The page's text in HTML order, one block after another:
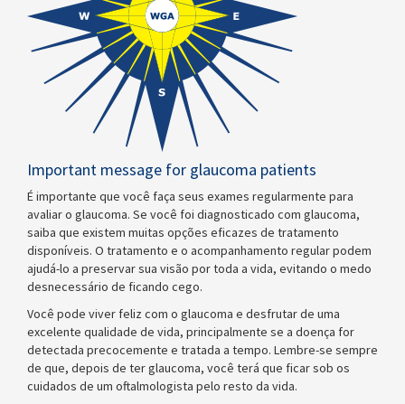
Important message for glaucoma patients
É importante que você faça seus exames regularmente para
avaliar o glaucoma. Se você foi diagnosticado com glaucoma,
saiba que existem muitas opções eficazes de tratamento
disponíveis. O tratamento e o acompanhamento regular podem
ajudá-lo a preservar sua visão por toda a vida, evitando o medo
desnecessário de ficando cego.
Você pode viver feliz com o glaucoma e desfrutar de uma
excelente qualidade de vida, principalmente se a doença for
detectada precocemente e tratada a tempo. Lembre-se sempre
de que, depois de ter glaucoma, você terá que ficar sob os
cuidados de um oftalmologista pelo resto da vida.